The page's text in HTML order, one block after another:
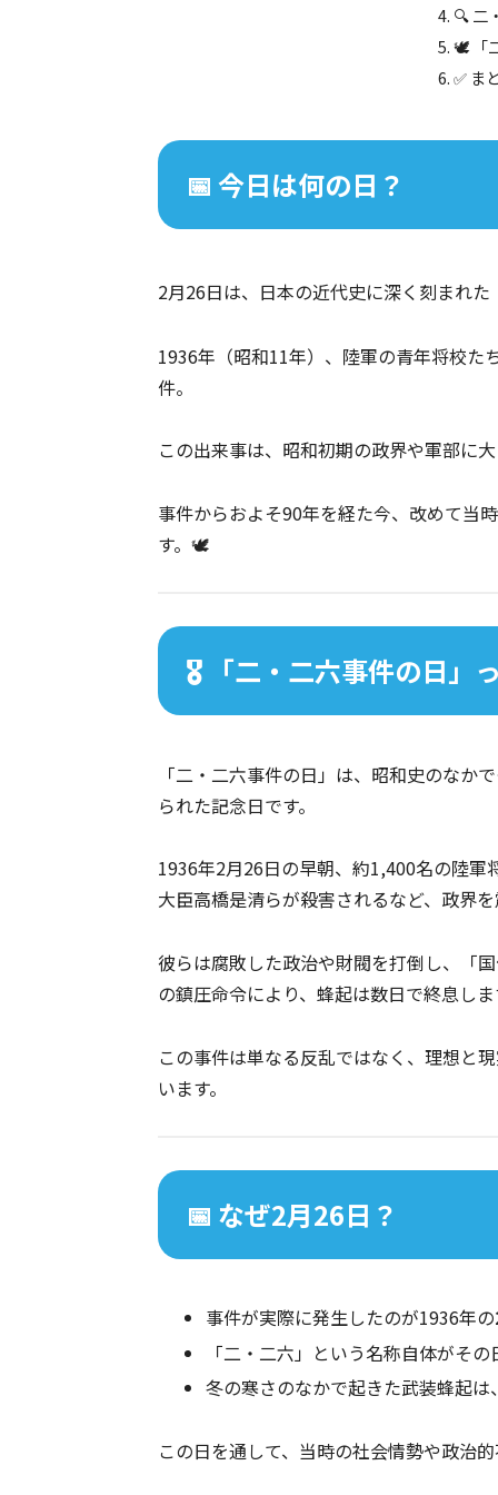
🔍 二
🕊️ 「
✅ ま
📅 今日は何の日？
2月26日は、日本の近代史に深く刻まれた
1936年（昭和11年）、陸軍の青年将校た
件。
この出来事は、昭和初期の政界や軍部に
事件からおよそ90年を経た今、改めて当
す。🕊️
🎖️ 「二・二六事件の日」
「二・二六事件の日」は、昭和史のなか
られた記念日です。
1936年2月26日の早朝、約1,400名の陸
大臣高橋是清らが殺害されるなど、政界
彼らは腐敗した政治や財閥を打倒し、「
の鎮圧命令により、蜂起は数日で終息しま
この事件は単なる反乱ではなく、理想と
います。
📅 なぜ2月26日？
事件が実際に発生したのが1936年の
「二・二六」という名称自体がそ
冬の寒さのなかで起きた武装蜂起
この日を通して、当時の社会情勢や政治